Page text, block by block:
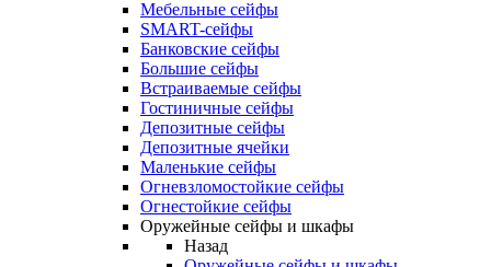
Мебельные сейфы
SMART-сейфы
Банковские сейфы
Большие сейфы
Встраиваемые сейфы
Гостиничные сейфы
Депозитные сейфы
Депозитные ячейки
Маленькие сейфы
Огневзломостойкие сейфы
Огнестойкие сейфы
Оружейные сейфы и шкафы
Назад